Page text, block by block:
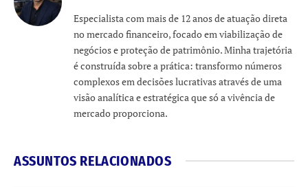
Especialista com mais de 12 anos de atuação direta
no mercado financeiro, focado em viabilização de
negócios e proteção de patrimônio. Minha trajetória
é construída sobre a prática: transformo números
complexos em decisões lucrativas através de uma
visão analítica e estratégica que só a vivência de
mercado proporciona.
ASSUNTOS RELACIONADOS